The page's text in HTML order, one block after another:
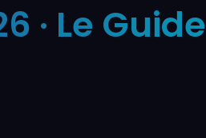
· Le Guide